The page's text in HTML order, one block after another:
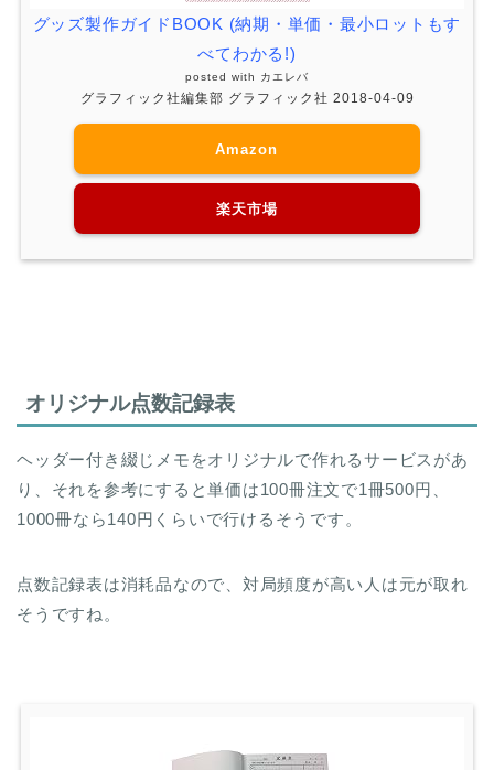
グッズ製作ガイドBOOK (納期・単価・最小ロットもす
べてわかる!)
posted with カエレバ
グラフィック社編集部 グラフィック社 2018-04-09
Amazon
楽天市場
オリジナル点数記録表
ヘッダー付き綴じメモをオリジナルで作れるサービスがあ
り、それを参考にすると単価は100冊注文で1冊500円、
1000冊なら140円くらいで行けるそうです。
点数記録表は消耗品なので、対局頻度が高い人は元が取れ
そうですね。